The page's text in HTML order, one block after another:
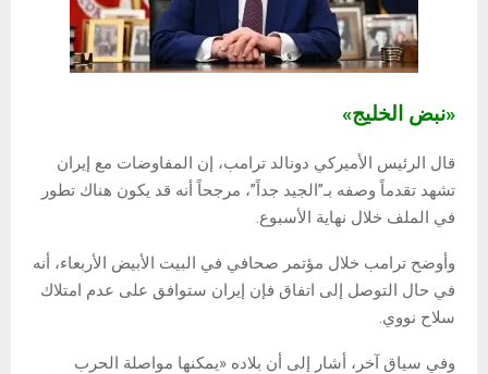
«نبض الخليج»
قال الرئيس الأميركي دونالد ترامب، إن المفاوضات مع إيران
تشهد تقدماً وصفه بـ”الجيد جداً”، مرجحاً أنه قد يكون هناك تطور
في الملف خلال نهاية الأسبوع.
وأوضح ترامب خلال مؤتمر صحافي في البيت الأبيض الأربعاء، أنه
في حال التوصل إلى اتفاق فإن إيران ستوافق على عدم امتلاك
سلاح نووي.
وفي سياق آخر، أشار إلى أن بلاده «يمكنها مواصلة الحرب